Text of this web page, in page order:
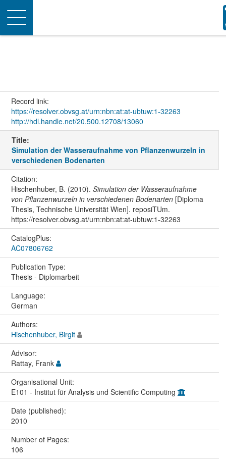
Toggle
navigation
Record link:
https://resolver.obvsg.at/urn:nbn:at:at-ubtuw:1-32263
http://hdl.handle.net/20.500.12708/13060
Title:
Simulation der Wasseraufnahme von Pflanzenwurzeln in
verschiedenen Bodenarten
Citation:
Hischenhuber, B. (2010). Simulation der Wasseraufnahme
von Pflanzenwurzeln in verschiedenen Bodenarten[Diploma
Thesis, Technische Universität Wien]. reposiTUm.
https://resolver.obvsg.at/urn:nbn:at:at-ubtuw:1-32263
CatalogPlus:
AC07806762
Publication Type:
Thesis - Diplomarbeit
Language:
German
Authors:
Hischenhuber, Birgit
Advisor:
Rattay, Frank
Organisational Unit:
E101 - Institut für Analysis und Scientific Computing
Date (published):
2010
Number of Pages:
106